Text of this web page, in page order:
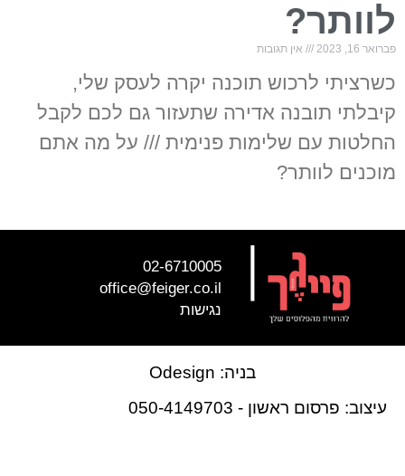
לוותר?
פברואר 16, 2023 אין תגובות
כשרציתי לרכוש תוכנה יקרה לעסק שלי,
קיבלתי תובנה אדירה שתעזור גם לכם לקבל
החלטות עם שלימות פנימית /// על מה אתם
מוכנים לוותר?
|
02-6710005
office@feiger.co.il
נגישות
בניה: Odesign
עיצוב: פרסום ראשון - 050-4149703